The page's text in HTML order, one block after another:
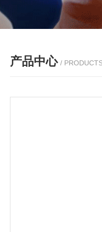
产品中心 /